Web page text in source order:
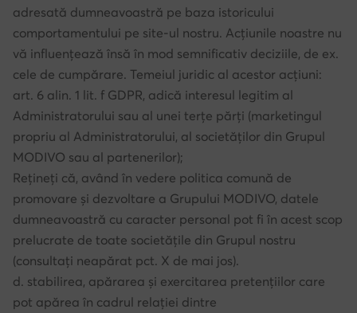
adresată dumneavoastră pe baza istoricului
comportamentului pe site-ul nostru. Acțiunile noastre nu
vă influențează însă în mod semnificativ deciziile, de ex.
cele de cumpărare. Temeiul juridic al acestor acțiuni:
art. 6 alin. 1 lit. f GDPR, adică interesul legitim al
Administratorului sau al unei terțe părți (marketingul
propriu al Administratorului, al societăților din Grupul
MODIVO sau al partenerilor);
Rețineți că, având în vedere politica comună de
promovare și dezvoltare a Grupului MODIVO, datele
dumneavoastră cu caracter personal pot fi în acest scop
prelucrate de toate societățile din Grupul nostru
(consultați neapărat pct. X de mai jos).
d. stabilirea, apărarea și exercitarea pretențiilor care
pot apărea în cadrul relației dintre